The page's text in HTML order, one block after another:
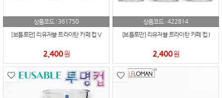
상품코드 : 361750
[보틀로만] 리유저블 트라이탄 카페 컵 V
2,400원
상품코드 :422814
[보틀로만] 리유저블 트라이탄 카페 컵 I
2,400원